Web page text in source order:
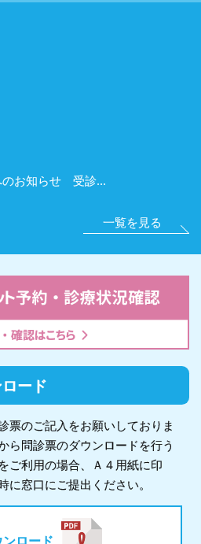
のお知らせ 受診...
一覧を見る
ード
票のご記入をお願いしておりま
ら問診票のダウンロードを行う
ご利用の場合、Ａ４用紙に印
に窓口にご提出ください。
ンロード